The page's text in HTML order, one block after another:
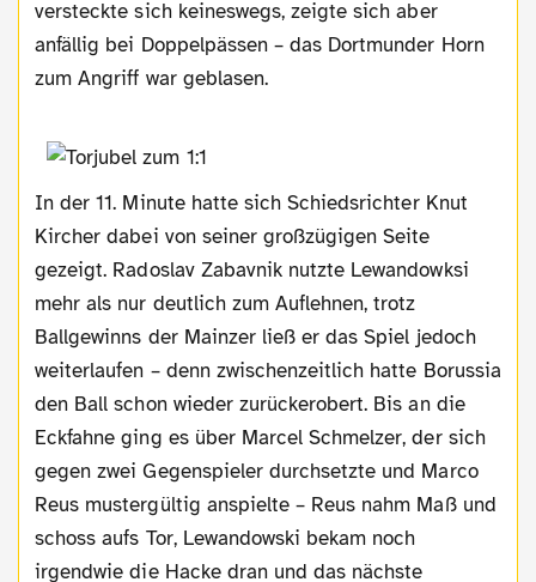
versteckte sich keineswegs, zeigte sich aber
anfällig bei Doppelpässen – das Dortmunder Horn
zum Angriff war geblasen.
In der 11. Minute hatte sich Schiedsrichter Knut
Kircher dabei von seiner großzügigen Seite
gezeigt. Radoslav Zabavnik nutzte Lewandowksi
mehr als nur deutlich zum Auflehnen, trotz
Ballgewinns der Mainzer ließ er das Spiel jedoch
weiterlaufen – denn zwischenzeitlich hatte Borussia
den Ball schon wieder zurückerobert. Bis an die
Eckfahne ging es über Marcel Schmelzer, der sich
gegen zwei Gegenspieler durchsetzte und Marco
Reus mustergültig anspielte – Reus nahm Maß und
schoss aufs Tor, Lewandowski bekam noch
irgendwie die Hacke dran und das nächste